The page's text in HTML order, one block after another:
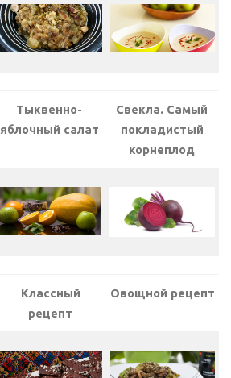
Тыквенно-
яблочный салат
Свекла. Самый
покладистый
корнеплод
Классный
рецепт
Овощной рецепт